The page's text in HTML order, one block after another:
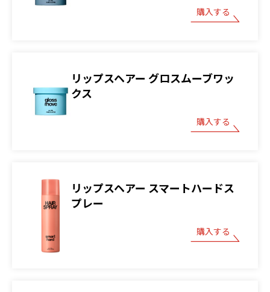
購入する
リップスヘアー グロスムーブワッ
クス
購入する
リップスヘアー スマートハードス
プレー
購入する